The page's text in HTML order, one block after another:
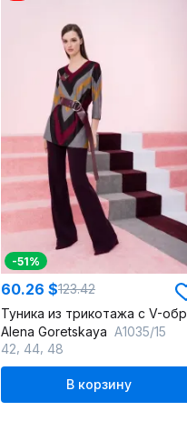
-51%
60.26 $123.42
Alena Goretskaya A1035/15
42 44 48
В корзину